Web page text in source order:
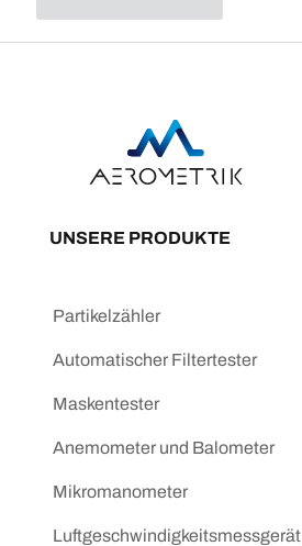
UNSERE PRODUKTE
Partikelzähler
Automatischer Filtertester
Maskentester
Anemometer und Balometer
Mikromanometer
Luftgeschwindigkeitsmessgerät